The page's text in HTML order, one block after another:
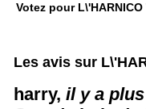
Votez pour L\'HARNICO
Les avis sur
harry, il y a